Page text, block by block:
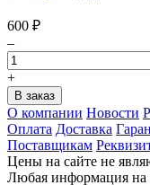
600 ₽
–
+
О компании Новости
Оплата Доставка
Поставщикам
Цены на сайте не
Любая информация на